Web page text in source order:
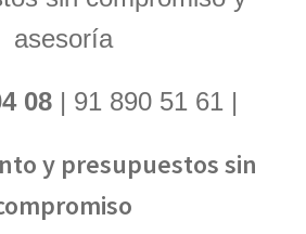
asesoría
08 | 91 890 51 61 |
y presupuestos sin